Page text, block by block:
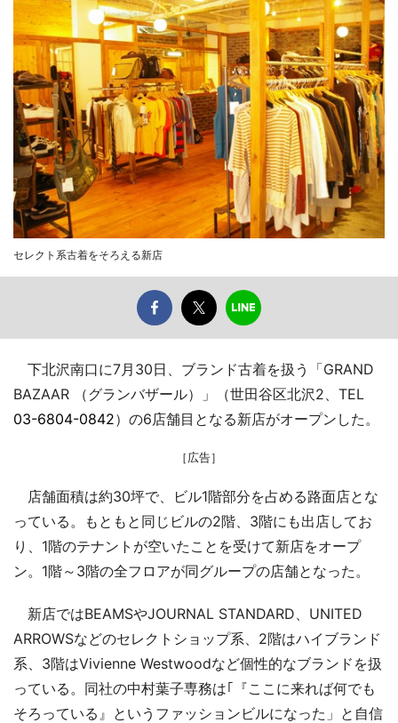
セレクト系古着をそろえる新店
下北沢南口に7月30日、ブランド古着を扱う「GRAND
BAZAAR （グランバザール）」（世田谷区北沢2、TEL
03-6804-0842）の6店舗目となる新店がオープンした。
［広告］
店舗面積は約30坪で、ビル1階部分を占める路面店とな
っている。もともと同じビルの2階、3階にも出店してお
り、1階のテナントが空いたことを受けて新店をオープ
ン。1階～3階の全フロアが同グループの店舗となった。
新店ではBEAMSやJOURNAL STANDARD、UNITED
ARROWSなどのセレクトショップ系、2階はハイブランド
系、3階はVivienne Westwoodなど個性的なブランドを扱
っている。同社の中村葉子専務は｢『ここに来れば何でも
そろっている』というファッションビルになった」と自信